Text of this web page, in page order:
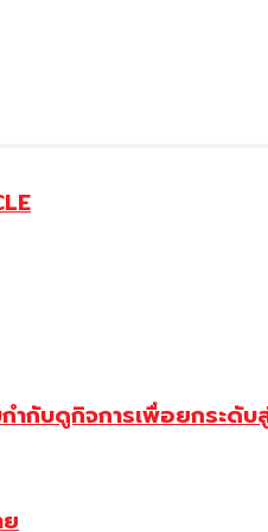
กับดูกิจการเพื่อยกระดับ